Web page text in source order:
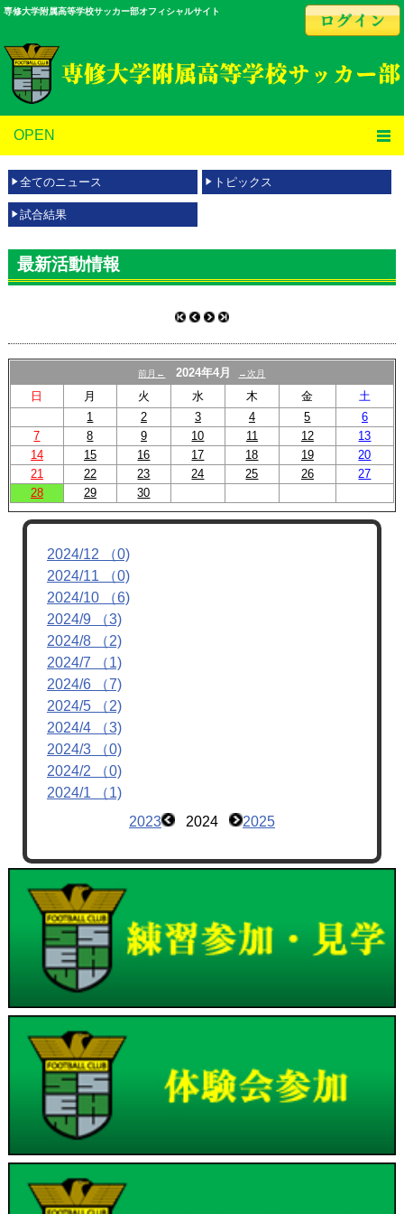
専修大学附属高等学校サッカー部オフィシャルサイト
OPEN
全てのニュース トピックス
試合結果
最新活動情報
前月← 2024年4月 →次月
日 月 火 水 木 金
土
1
2 3 4 5
6
7
8 9 10 11 12
13
14
15 16 17 18 19
20
21
22 23 24 25 26
27
28
29 30
2024/12 （0)
2024/11 （0)
2024/10 （6)
2024/9 （3)
2024/8 （2)
2024/7 （1)
2024/6 （7)
2024/5 （2)
2024/4 （3)
2024/3 （0)
2024/2 （0)
2024/1 （1)
2023
2024 2025